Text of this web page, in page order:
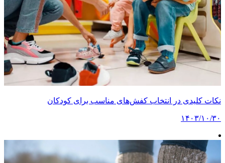
نکات کلیدی در انتخاب کفش‌های مناسب برای کودکان
۱۴۰۳/۱۰/۳۰